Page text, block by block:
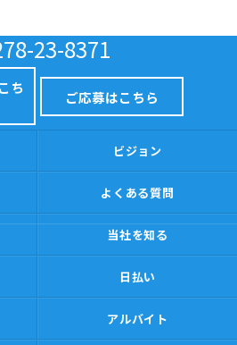
23-8371
ち
ご応募はこちら
ビジョン
よくある質問
当社を知る
日払い
アルバイト